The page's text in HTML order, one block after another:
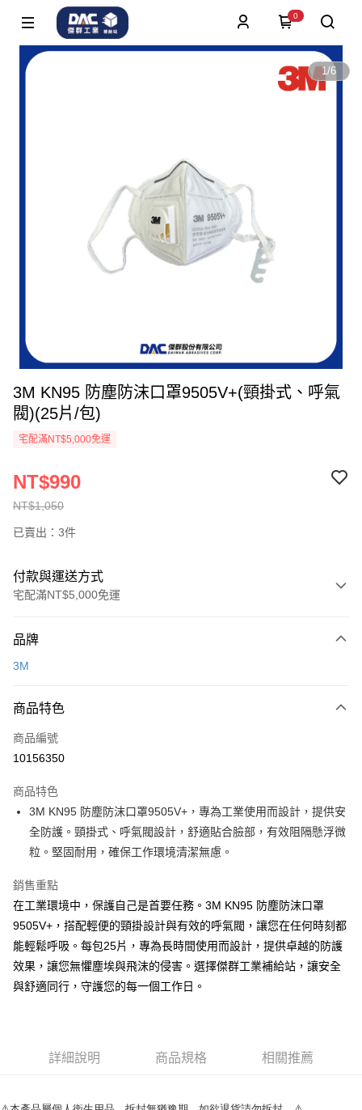
0
1/6
3M KN95 防塵防沫口罩9505V+(頸掛式、呼氣
閥)(25片/包)
宅配滿NT$5,000免運
NT$1,050
NT$990
已賣出：3件
付款與運送方式
宅配滿NT$5,000免運
信用卡一次付款
LINE Pay
Apple Pay
悠遊付
全盈+PAY
全家取貨付款
付款後全家取貨
每筆NT$60
付款後7-11取貨
新竹物流(大件商品、貨量較大)
品牌
3M
商品特色
商品編號
10156350
商品特色
3M KN95 防塵防沫口罩9505V+，專為工業使用而設計，提供安
全防護。頸掛式、呼氣閥設計，舒適貼合臉部，有效阻隔懸浮微
粒。堅固耐用，確保工作環境清潔無慮。
銷售重點
在工業環境中，保護自己是首要任務。3M KN95 防塵防沫口罩
9505V+，搭配輕便的頸掛設計與有效的呼氣閥，讓您在任何時刻都
能輕鬆呼吸。每包25片，專為長時間使用而設計，提供卓越的防護
效果，讓您無懼塵埃與飛沫的侵害。選擇傑群工業補給站，讓安全
與舒適同行，守護您的每一個工作日。
詳細說明 商品規格 相關推薦